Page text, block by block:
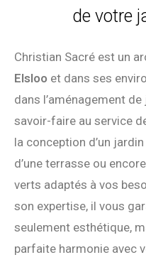
de votre
Christian Sacré est un
Elsloo et dans ses
dans l’aménagement
savoir-faire au service
la conception d’un
d’une terrasse ou
verts adaptés à vos
son expertise, il vous
seulement esthétique,
parfaite harmonie avec